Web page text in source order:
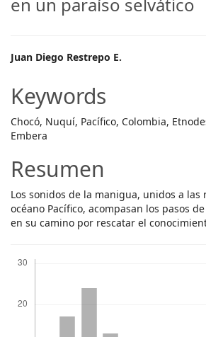
Main
Article
Content
Juan Diego Restrepo E.
Keywords
Chocó, Nuquí, Pacífico, Colombia,
Embera
Resumen
Los sonidos de la manigua, unidos a las
océano Pacífico, acompasan los pasos
en su camino por rescatar el